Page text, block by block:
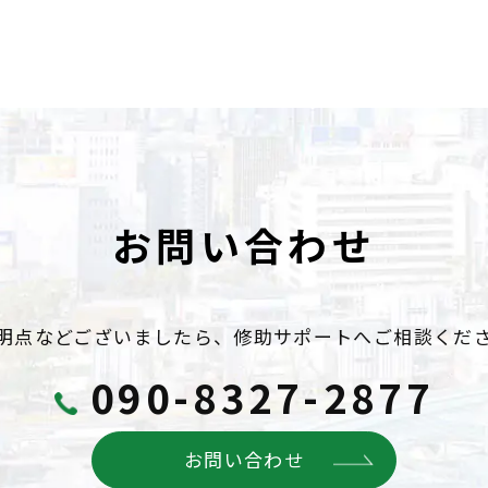
お問い合わせ
点などございましたら、修助サポートへご相談くだ
090-8327-2877
お問い合わせ